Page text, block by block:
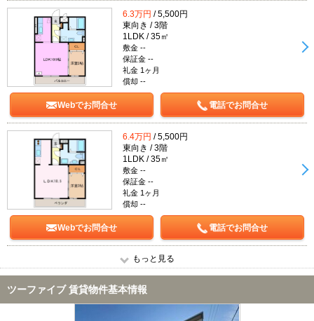
6.3万円 / 5,500円
東向き / 3階
1LDK / 35㎡
敷金 --
保証金 --
礼金 1ヶ月
償却 --
Webでお問合せ 電話でお問合せ
6.4万円 / 5,500円
東向き / 3階
1LDK / 35㎡
敷金 --
保証金 --
礼金 1ヶ月
償却 --
Webでお問合せ 電話でお問合せ
もっと見る
ツーファイブ 賃貸物件基本情報